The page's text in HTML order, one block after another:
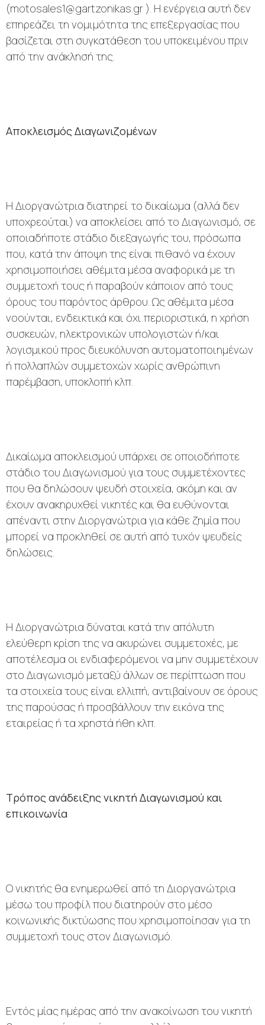
(motosales1@gartzonikas.gr ). Η ενέργεια αυτή δεν
επηρεάζει τη νομιμότητα της επεξεργασίας που
βασίζεται στη συγκατάθεση του υποκειμένου πριν
από την ανάκλησή της.
Αποκλεισμός Διαγωνιζομένων
Η Διοργανώτρια διατηρεί το δικαίωμα (αλλά δεν
υποχρεούται) να αποκλείσει από το Διαγωνισμό, σε
οποιαδήποτε στάδιο διεξαγωγής του, πρόσωπα
που, κατά την άποψη της είναι πιθανό να έχουν
χρησιμοποιήσει αθέμιτα μέσα αναφορικά με τη
συμμετοχή τους ή παραβούν κάποιον από τους
όρους του παρόντος άρθρου. Ως αθέμιτα μέσα
νοούνται, ενδεικτικά και όχι περιοριστικά, η χρήση
συσκευών, ηλεκτρονικών υπολογιστών ή/και
λογισμικού προς διευκόλυνση αυτοματοποιημένων
ή πολλαπλών συμμετοχών χωρίς ανθρώπινη
παρέμβαση, υποκλοπή κλπ.
Δικαίωμα αποκλεισμού υπάρχει σε οποιοδήποτε
στάδιο του Διαγωνισμού για τους συμμετέχοντες
που θα δηλώσουν ψευδή στοιχεία, ακόμη και αν
έχουν ανακηρυχθεί νικητές και θα ευθύνονται
απέναντι στην Διοργανώτρια για κάθε ζημία που
μπορεί να προκληθεί σε αυτή από τυχόν ψευδείς
δηλώσεις.
Η Διοργανώτρια δύναται κατά την απόλυτη
ελεύθερη κρίση της να ακυρώνει συμμετοχές, με
αποτέλεσμα οι ενδιαφερόμενοι να μην συμμετέχουν
στο Διαγωνισμό μεταξύ άλλων σε περίπτωση που
τα στοιχεία τους είναι ελλιπή, αντιβαίνουν σε όρους
της παρούσας ή προσβάλλουν την εικόνα της
εταιρείας ή τα χρηστά ήθη κλπ.
Τρόπος ανάδειξης νικητή Διαγωνισμού και
επικοινωνία
Ο νικητής θα ενημερωθεί από τη Διοργανώτρια
μέσω του προφίλ που διατηρούν στο μέσο
κοινωνικής δικτύωσης που χρησιμοποίησαν για τη
συμμετοχή τους στον Διαγωνισμό.
Εντός μίας ημέρας από την ανακοίνωση του νικητή